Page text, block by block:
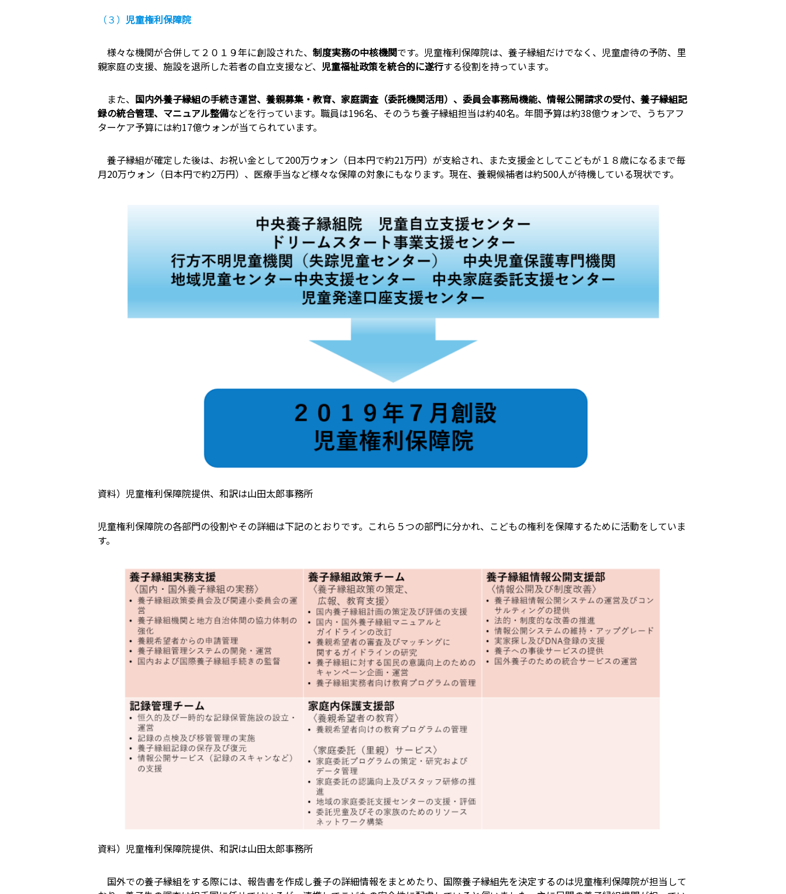
（３） 児童権利保障院
様々な機関が合併して２０１９年に創設された、 制度実務の中核機関です。児童権利保障院は、養子縁組だけでなく、児童虐待の予防、里
親家庭の支援、施設を退所した若者の自立支援など、 児童福祉政策を統合的に遂行する役割を持っています。
また、 国内外養子縁組の手続き運営、養親募集・教育、家庭調査（委託機関活用）、委員会事務局機能、情報公開請求の受付、養子縁組記
録の統合管理、マニュアル整備などを行っています。職員は196名、そのうち養子縁組担当は約40名。年間予算は約38億ウォンで、うちアフ
ターケア予算には約17億ウォンが当てられています。
養子縁組が確定した後は、お祝い金として200万ウォン（日本円で約21万円）が支給され、また支援金としてこどもが１８歳になるまで毎
月20万ウォン（日本円で約2万円）、医療手当など様々な保障の対象にもなります。現在、養親候補者は約500人が待機している現状です。
資料）児童権利保障院提供、和訳は山田太郎事務所
児童権利保障院の各部門の役割やその詳細は下記のとおりです。これら５つの部門に分かれ、こどもの権利を保障するために活動をしていま
す。
資料）児童権利保障院提供、和訳は山田太郎事務所
国外での養子縁組をする際には、報告書を作成し養子の詳細情報をまとめたり、国際養子縁組先を決定するのは児童権利保障院が担当して